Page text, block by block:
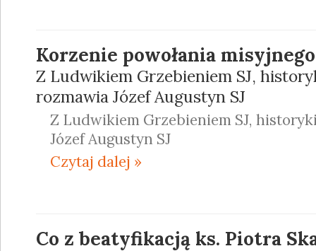
Korzenie powołania
Z Ludwikiem Grzebieniem SJ,
rozmawia Józef Augustyn SJ
Z Ludwikiem Grzebieniem SJ,
Józef Augustyn SJ
Czytaj dalej »
Co z beatyfikacją ks. Piotra